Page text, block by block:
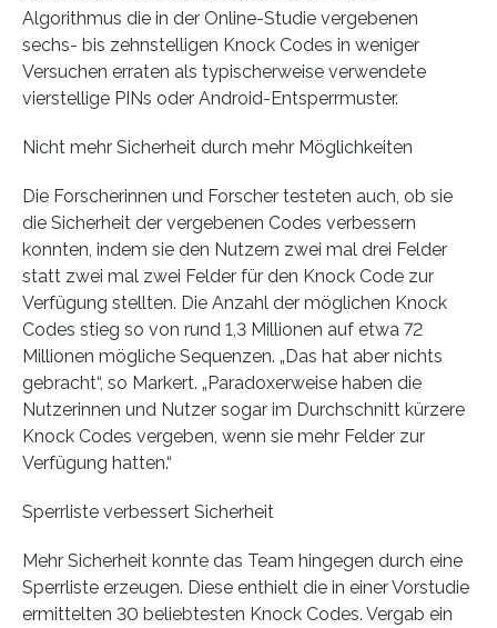
Algorithmus die in der Online-Studie vergebenen
sechs- bis zehnstelligen Knock Codes in weniger
Versuchen erraten als typischerweise verwendete
vierstellige PINs oder Android-Entsperrmuster.
Nicht mehr Sicherheit durch mehr Möglichkeiten
Die Forscherinnen und Forscher testeten auch, ob sie
die Sicherheit der vergebenen Codes verbessern
konnten, indem sie den Nutzern zwei mal drei Felder
statt zwei mal zwei Felder für den Knock Code zur
Verfügung stellten. Die Anzahl der möglichen Knock
Codes stieg so von rund 1,3 Millionen auf etwa 72
Millionen mögliche Sequenzen. „Das hat aber nichts
gebracht“, so Markert. „Paradoxerweise haben die
Nutzerinnen und Nutzer sogar im Durchschnitt kürzere
Knock Codes vergeben, wenn sie mehr Felder zur
Verfügung hatten.“
Sperrliste verbessert Sicherheit
Mehr Sicherheit konnte das Team hingegen durch eine
Sperrliste erzeugen. Diese enthielt die in einer Vorstudie
ermittelten 30 beliebtesten Knock Codes. Vergab ein